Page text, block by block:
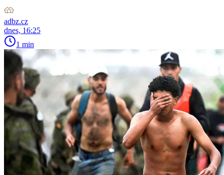
adbz.cz
dnes, 16:25
1 min